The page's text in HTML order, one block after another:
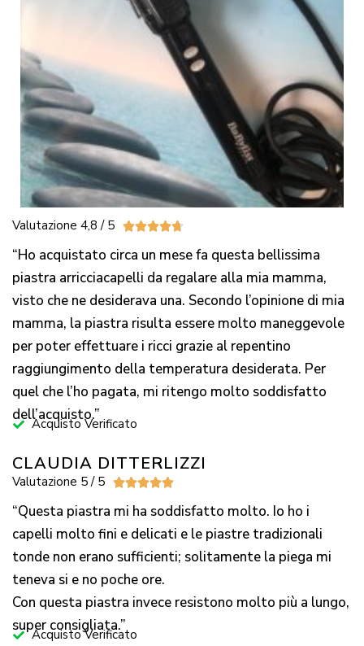
Valutazione 4,8 / 5 
“Ho acquistato circa un mese fa questa bellissima
piastra arricciacapelli da regalare alla mia mamma,
visto che ne desiderava una. Secondo l’opinione di mia
mamma, la piastra risulta essere molto maneggevole
per poter effettuare i ricci grazie al repentino
raggiungimento della temperatura desiderata. Per
quel che l’ho pagata, mi ritengo molto soddisfatto
dell’acquisto.”
Acquisto Verificato
CLAUDIA DITTERLIZZI
Valutazione 5 / 5 
“Questa piastra mi ha soddisfatto molto. Io ho i
capelli molto fini e delicati e le piastre tradizionali
tonde non erano sufficienti; solitamente la piega mi
teneva si e no poche ore.
Con questa piastra invece resistono molto più a lungo,
super consigliata.”
Acquisto Verificato